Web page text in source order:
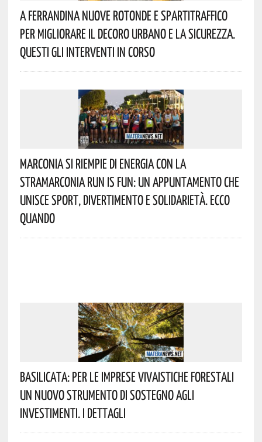
A Ferrandina Nuove Rotonde E Spartitraffico
Per Migliorare Il Decoro Urbano E La Sicurezza.
Questi Gli Interventi In Corso
Marconia Si Riempie Di Energia Con La
StraMarconia Run Is Fun: Un Appuntamento Che
Unisce Sport, Divertimento E Solidarietà. Ecco
Quando
Basilicata: Per Le Imprese Vivaistiche Forestali
Un Nuovo Strumento Di Sostegno Agli
Investimenti. I Dettagli